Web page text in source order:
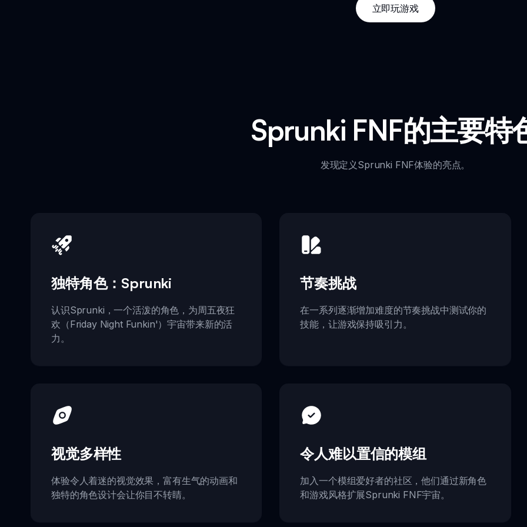
立即玩游戏
Sprunki FNF的主要特
发现定义Sprunki FNF体验的亮点。
独特角色：Sprunki
认识Sprunki，一个活泼的角色，为周五夜狂
欢（Friday Night Funkin'）宇宙带来新的活
力。
节奏挑战
在一系列逐渐增加难度的节奏挑战中测试你的
技能，让游戏保持吸引力。
视觉多样性
体验令人着迷的视觉效果，富有生气的动画和
独特的角色设计会让你目不转睛。
令人难以置信的模组
加入一个模组爱好者的社区，他们通过新角色
和游戏风格扩展Sprunki FNF宇宙。